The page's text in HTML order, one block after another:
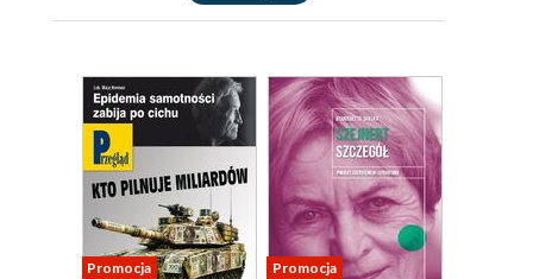
Promocja Promocja